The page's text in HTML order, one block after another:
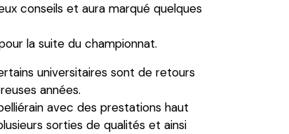
conseils et aura marqué quelques
la suite du championnat.
universitaires sont de retours
années.
avec des prestations haut
sorties de qualités et ainsi